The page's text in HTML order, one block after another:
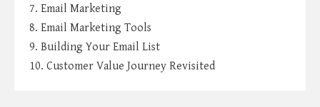
7. Email Marketing
8. Email Marketing Tools
9. Building Your Email List
10. Customer Value Journey Revisited